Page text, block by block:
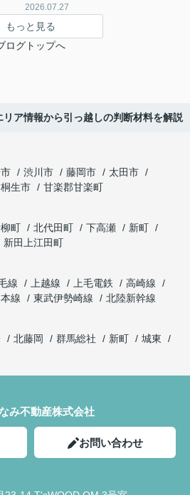
2026.07.27
もっと見る
ログトップへ
ア情報から引っ越しの判断材料を解説
渋川市 藤岡市
太田市
桐生市
甘楽郡甘楽町
町 北代田町 下高瀬
新町
新田上江田町
線 上越線 上毛電鉄
高崎線
線 東武伊勢崎線
北陸新幹線
北藤岡 群馬総社 新町
城東
み不動産株式会社
お問い合わせ